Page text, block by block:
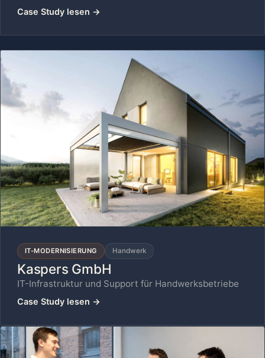
Case Study lesen →
IT-MODERNISIERUNG Handwerk
Kaspers GmbH
IT-Infrastruktur und Support für Handwerksbetriebe
Case Study lesen →